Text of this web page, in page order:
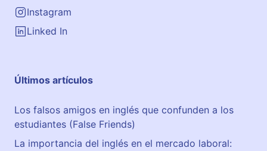
Instagram
Linked In
Últimos artículos
Los falsos amigos en inglés que confunden a los
estudiantes (False Friends)
La importancia del inglés en el mercado laboral: